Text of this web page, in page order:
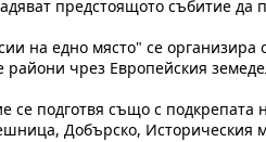
предстоящото събитие
на едно място" се
райони чрез Европейския
се подготвя също с
Добърско, Историческия